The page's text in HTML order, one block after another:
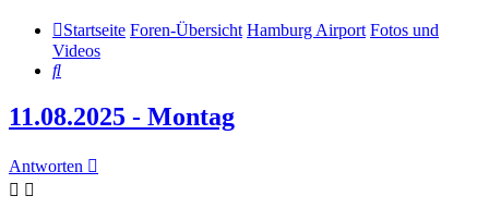
Startseite Foren-Übersicht Hamburg Airport Fotos und
Videos
Suche
11.08.2025 - Montag
Antworten